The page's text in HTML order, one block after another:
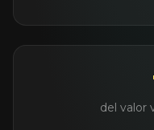
del valor